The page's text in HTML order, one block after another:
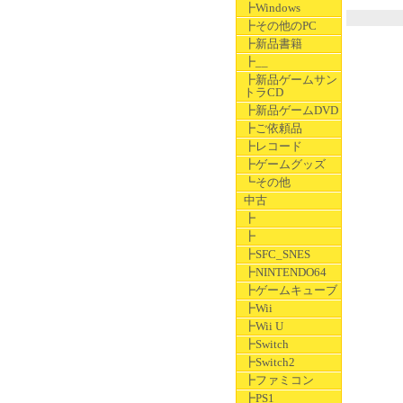
┣Windows
┣その他のPC
┣新品書籍
┣__
┣新品ゲームサン
トラCD
┣新品ゲームDVD
┣ご依頼品
┣レコード
┣ゲームグッズ
┗その他
中古
┣
┣
┣SFC_SNES
┣NINTENDO64
┣ゲームキューブ
┣Wii
┣Wii U
┣Switch
┣Switch2
┣ファミコン
┣PS1